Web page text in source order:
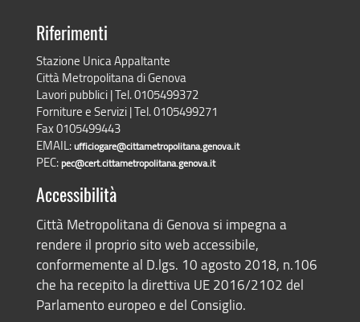
Riferimenti
Stazione Unica Appaltante
Città Metropolitana di Genova
Lavori pubblici | Tel. 0105499372
Forniture e Servizi | Tel. 0105499271
Fax 0105499443
EMAIL:ufficiogare@cittametropolitana.genova.it
PEC:pec@cert.cittametropolitana.genova.it
Accessibilità
Città Metropolitana di Genova si impegna a
rendere il proprio sito web accessibile,
conformemente al D.lgs. 10 agosto 2018, n.106
che ha recepito la direttiva UE 2016/2102 del
Parlamento europeo e del Consiglio.